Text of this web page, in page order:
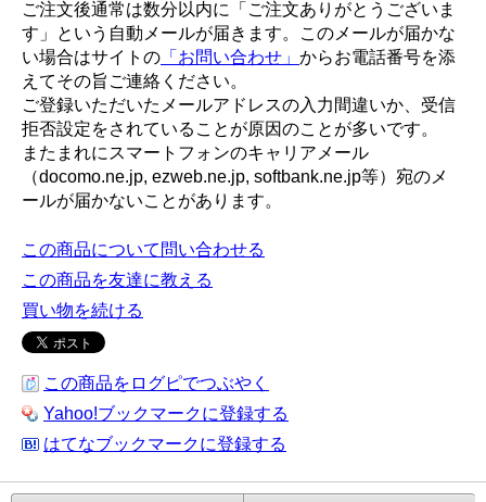
ご注文後通常は数分以内に「ご注文ありがとうございま
す」という自動メールが届きます。このメールが届かな
い場合はサイトの 「お問い合わせ」 からお電話番号を添
えてその旨ご連絡ください。
ご登録いただいたメールアドレスの入力間違いか、受信
拒否設定をされていることが原因のことが多いです。
またまれにスマートフォンのキャリアメール
（docomo.ne.jp, ezweb.ne.jp, softbank.ne.jp等）宛のメ
ールが届かないことがあります。
この商品について問い合わせる
この商品を友達に教える
買い物を続ける
この商品をログピでつぶやく
Yahoo!ブックマークに登録する
はてなブックマークに登録する